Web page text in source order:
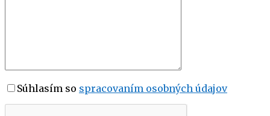
Súhlasím so spracovaním osobných údajov